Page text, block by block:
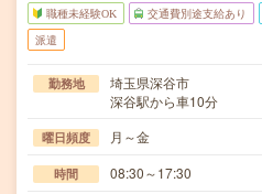
職種未経験OK 交通費別途支給あり
派遣
勤務地
埼玉県深谷市
深谷駅から車10分
曜日頻度 月～金
時間 08:30～17:30